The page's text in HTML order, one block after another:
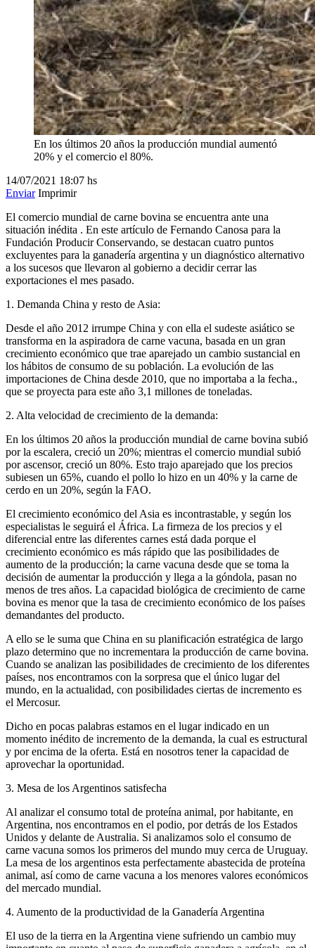
En los últimos 20 años la producción mundial aumentó
20% y el comercio el 80%.
14/07/2021 18:07 hs
Enviar Imprimir
El comercio mundial de carne bovina se encuentra ante una
situación inédita . En este artículo de Fernando Canosa para la
Fundación Producir Conservando, se destacan cuatro puntos
excluyentes para la ganadería argentina y un diagnóstico alternativo
a los sucesos que llevaron al gobierno a decidir cerrar las
exportaciones el mes pasado.
1. Demanda China y resto de Asia:
Desde el año 2012 irrumpe China y con ella el sudeste asiático se
transforma en la aspiradora de carne vacuna, basada en un gran
crecimiento económico que trae aparejado un cambio sustancial en
los hábitos de consumo de su población. La evolución de las
importaciones de China desde 2010, que no importaba a la fecha.,
que se proyecta para este año 3,1 millones de toneladas.
2. Alta velocidad de crecimiento de la demanda:
En los últimos 20 años la producción mundial de carne bovina subió
por la escalera, creció un 20%; mientras el comercio mundial subió
por ascensor, creció un 80%. Esto trajo aparejado que los precios
subiesen un 65%, cuando el pollo lo hizo en un 40% y la carne de
cerdo en un 20%, según la FAO.
El crecimiento económico del Asia es incontrastable, y según los
especialistas le seguirá el África. La firmeza de los precios y el
diferencial entre las diferentes carnes está dada porque el
crecimiento económico es más rápido que las posibilidades de
aumento de la producción; la carne vacuna desde que se toma la
decisión de aumentar la producción y llega a la góndola, pasan no
menos de tres años. La capacidad biológica de crecimiento de carne
bovina es menor que la tasa de crecimiento económico de los países
demandantes del producto.
A ello se le suma que China en su planificación estratégica de largo
plazo determino que no incrementara la producción de carne bovina.
Cuando se analizan las posibilidades de crecimiento de los diferentes
países, nos encontramos con la sorpresa que el único lugar del
mundo, en la actualidad, con posibilidades ciertas de incremento es
el Mercosur.
Dicho en pocas palabras estamos en el lugar indicado en un
momento inédito de incremento de la demanda, la cual es estructural
y por encima de la oferta. Está en nosotros tener la capacidad de
aprovechar la oportunidad.
3. Mesa de los Argentinos satisfecha
Al analizar el consumo total de proteína animal, por habitante, en
Argentina, nos encontramos en el podio, por detrás de los Estados
Unidos y delante de Australia. Si analizamos solo el consumo de
carne vacuna somos los primeros del mundo muy cerca de Uruguay.
La mesa de los argentinos esta perfectamente abastecida de proteína
animal, así como de carne vacuna a los menores valores económicos
del mercado mundial.
4. Aumento de la productividad de la Ganadería Argentina
El uso de la tierra en la Argentina viene sufriendo un cambio muy